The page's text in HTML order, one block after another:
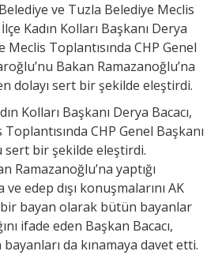
ve Tuzla Belediye Meclis
Kadın Kolları Başkanı Derya
Meclis Toplantısında CHP Genel
Bakan Ramazanoğlu’na
dolayı sert bir şekilde eleştirdi.
Kolları Başkanı Derya Bacacı,
CHP Genel Başkanı
sert bir şekilde eleştirdi.
Ramazanoğlu’na yaptığı
ve edep dışı konuşmalarını AK
bayan olarak bütün bayanlar
ifade eden Başkan Bacacı,
bayanları da kınamaya davet etti.